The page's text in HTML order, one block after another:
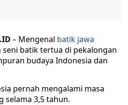
– Mengenal batik jawa
seni batik tertua di pekalongan
budaya Indonesia dan
pernah mengalami masa
selama 3,5 tahun.